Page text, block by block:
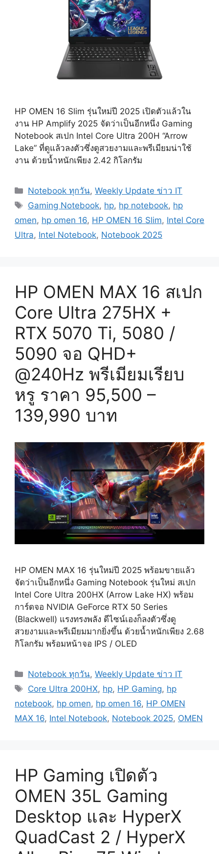
HP OMEN 16 Slim รุ่นใหม่ปี 2025 เปิดตัวแล้วใน
งาน HP Amplify 2025 จัดว่าเป็นอีกหนึ่ง Gaming
Notebook สเปก Intel Core Ultra 200H “Arrow
Lake” ที่ดูแล้วลงตัวซึ่งดูสวยงามและพรีเมียมน่าใช้
งาน ด้วยน้ำหนักเพียง 2.42 กิโลกรัม
Categories
Notebook ทุกวัน,Weekly Update ข่าว IT
Tags
Gaming Notebook, hp, hp notebook, hp
omen, hp omen 16, HP OMEN 16 Slim, Intel Core
Ultra, Intel Notebook, Notebook 2025
HP OMEN MAX 16 สเปก
Core Ultra 275HX +
RTX 5070 Ti, 5080 /
5090 จอ QHD+
@240Hz พรีเมียมเรียบ
หรู ราคา 95,500 –
139,990 บาท
HP OMEN MAX 16 รุ่นใหม่ปี 2025 พร้อมขายแล้ว
จัดว่าเป็นอีกหนึ่ง Gaming Notebook รุ่นใหม่ สเปก
Intel Core Ultra 200HX (Arrow Lake HX) พร้อม
การ์ดจอ NVIDIA GeForce RTX 50 Series
(Blackwell) แรงทรงพลัง ดีไซน์เองก็ลงตัวซึ่งดู
สวยงามและพรีเมียมมากยิ่งขึ้น ด้วยน้ำหนักเพียง 2.68
กิโลกรัม พร้อมหน้าจอ IPS / OLED
Categories
Notebook ทุกวัน,Weekly Update ข่าว IT
Tags
Core Ultra 200HX, hp, HP Gaming, hp
notebook, hp omen, hp omen 16, HP OMEN
MAX 16, Intel Notebook, Notebook 2025, OMEN
HP Gaming เปิดตัว
OMEN 35L Gaming
Desktop และ HyperX
QuadCast 2 / HyperX